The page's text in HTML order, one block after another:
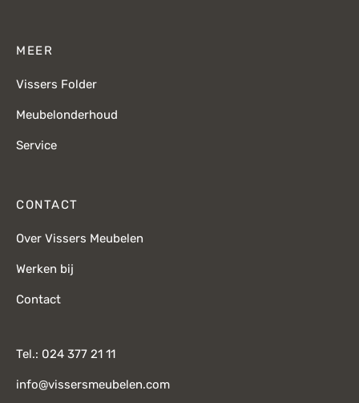
MEER
Vissers Folder
Meubelonderhoud
Service
CONTACT
Over Vissers Meubelen
Werken bij
Contact
Tel.: 024 377 21 11
info@vissersmeubelen.com